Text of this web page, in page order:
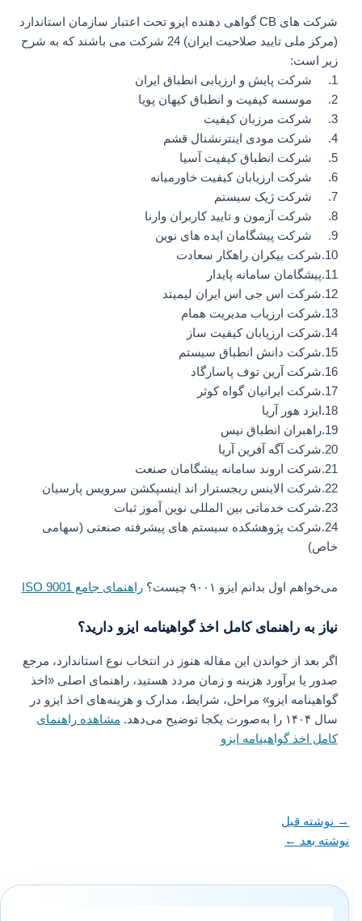
شرکت های CB گواهی دهنده ایزو تحت اعتبار سازمان استاندارد
(مرکز ملی تایید صلاحیت ایران) 24 شرکت می باشند که به شرح
زیر است:
2. موسسه کیفیت و انطباق کیهان پویا
3. شرکت مرزبان کیفیت
4. شرکت مودی اینترنشنال قشم
5. شرکت انطباق کیفیت آسیا
6. شرکت ارزیابان کیفیت خاورمیانه
7. شرکت ژیک سیستم
8. شرکت آزمون و تایید کاربران وارنا
9. شرکت پیشگامان ایده های نوین
10.شرکت بیکران راهکار سعادت
11.پیشگامان سامانه پایدار
12.شرکت اس جی اس ایران لیمیتد
13.شرکت ارزیاب مدیریت همام
14.شرکت ارزیابان کیفیت ساز
15.شرکت دانش انطباق سیستم
16.شرکت آرین توف پاسارگاد
17.شرکت ایرانیان گواه کوثر
18.ایزد هور آریا
19.راهبران انطباق نیس
20.شرکت آگه آفرین آریا
21.شرکت اروند سامانه پیشگامان صنعت
22.شرکت الاینس ریجسترار اند اینسپکشن سرویس پارسیان
23.شرکت خدماتی بین المللی نوین آموز ثبات
24.شرکت پژوهشکده سیستم های پیشرفته صنعتی (سهامی
خاص)
می‌خواهم اول بدانم ایزو ۹۰۰۱ چیست؟ راهنمای جامع ISO 9001
نیاز به راهنمای کامل اخذ گواهینامه ایزو دارید؟
اگر بعد از خواندن این مقاله هنوز در انتخاب نوع استاندارد، مرجع
صدور یا برآورد هزینه و زمان مردد هستید، راهنمای اصلی «اخذ
گواهینامه ایزو» مراحل، شرایط، مدارک و هزینه‌های اخذ ایزو در
سال ۱۴۰۴ را به‌صورت یکجا توضیح می‌دهد.
مشاهده راهنمای
کامل اخذ گواهینامه ایزو
→نوشته قبل
نوشته بعد←